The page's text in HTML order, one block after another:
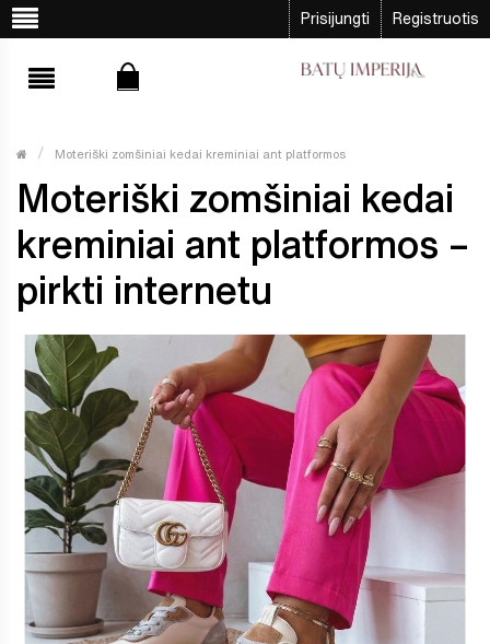
Prisijungti Registruotis
Moteriški zomšiniai kedai kreminiai ant platformos
Moteriški zomšiniai kedai
kreminiai ant platformos –
pirkti internetu